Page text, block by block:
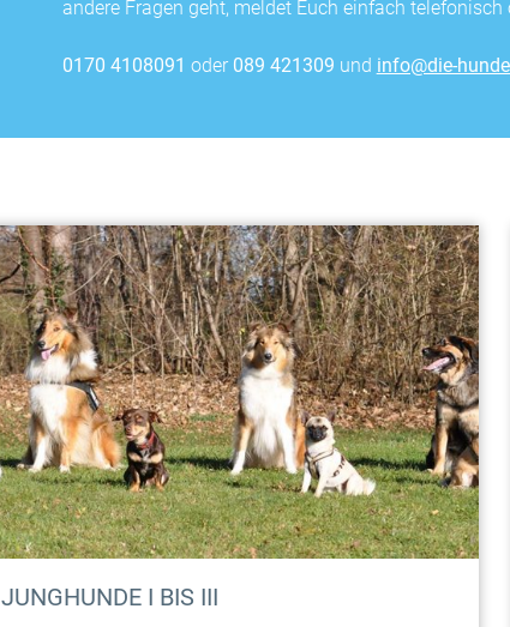
andere Fragen geht, meldet Euch einfach
0170 4108091 oder 089 421309 und info@die-
JUNGHUNDE I BIS III